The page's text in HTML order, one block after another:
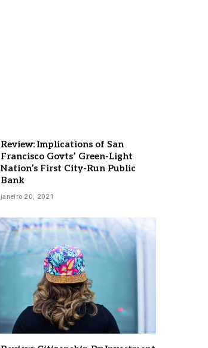
Review: Implications of San
Francisco Govts’ Green-Light
Nation’s First City-Run Public
Bank
janeiro 20, 2021